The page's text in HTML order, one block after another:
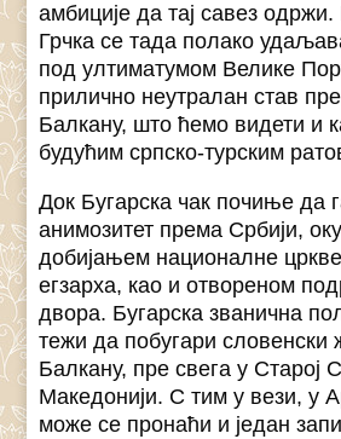
амбиције да тај савез
Грчка се тада полако
под ултиматумом Велике
прилично неутралан став
Балкану, што ћемо видети и
будућим српско-турским
Док Бугарска чак почиње да
анимозитет према Србији,
добијањем националне
егзарха, као и отвореном
двора. Бугарска званична
тежи да побугари
Балкану, пре свега у Старој
Македонији. С тим у вези, у
може се пронаћи и један